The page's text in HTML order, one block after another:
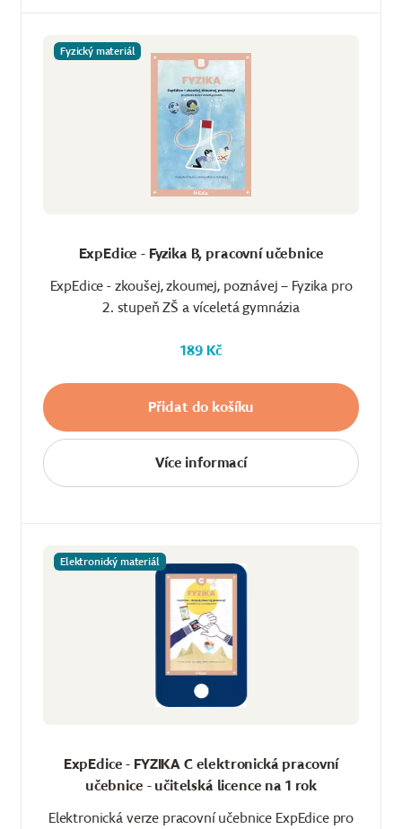
Fyzický materiál
ExpEdice - Fyzika B, pracovní učebnice
ExpEdice - zkoušej, zkoumej, poznávej – Fyzika pro
2. stupeň ZŠ a víceletá gymnázia
189 Kč
Přidat do košíku
Více informací
Elektronický materiál
ExpEdice - FYZIKA C elektronická pracovní
učebnice - učitelská licence na 1 rok
Elektronická verze pracovní učebnice ExpEdice pro